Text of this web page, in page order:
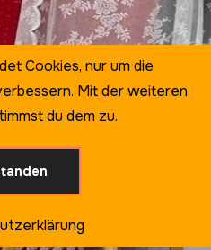
Cookies, nur um die
Mit der weiteren
du dem zu.